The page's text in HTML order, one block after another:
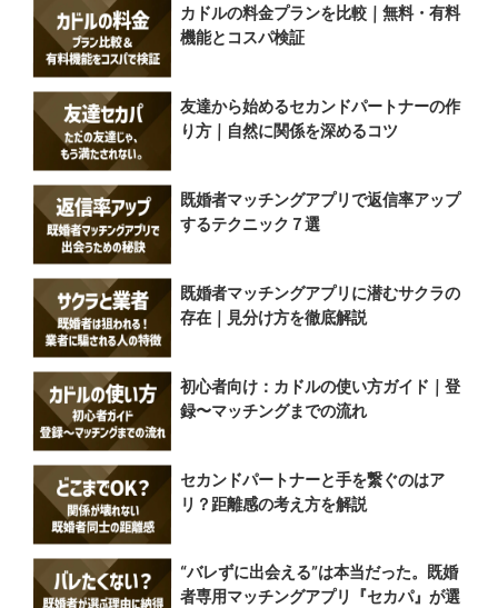
カドルの料金プランを比較｜無料・有料
機能とコスパ検証
友達から始めるセカンドパートナーの作
り方｜自然に関係を深めるコツ
既婚者マッチングアプリで返信率アップ
するテクニック７選
既婚者マッチングアプリに潜むサクラの
存在｜見分け方を徹底解説
初心者向け：カドルの使い方ガイド｜登
録〜マッチングまでの流れ
セカンドパートナーと手を繋ぐのはア
リ？距離感の考え方を解説
“バレずに出会える”は本当だった。既婚
者専用マッチングアプリ『セカパ』が選